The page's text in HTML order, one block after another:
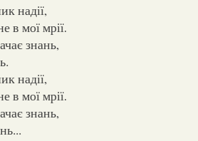
надії,
в мої мрії.
знань,
надії,
в мої мрії.
знань,